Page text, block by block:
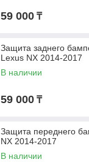
59 000 ₸
Защита заднего
Lexus NX 2014-2017
В наличии
59 000 ₸
Защита переднего
NX 2014-2017
В наличии